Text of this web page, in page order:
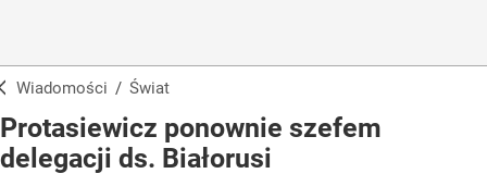
Wiadomości / Świat
Protasiewicz ponownie szefem
delegacji ds. Białorusi